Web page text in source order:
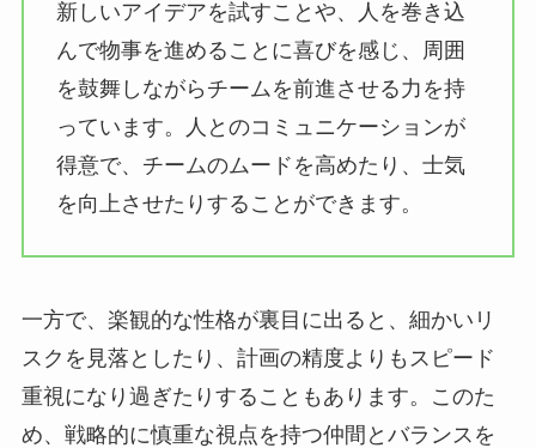
新しいアイデアを試すことや、人を巻き込
んで物事を進めることに喜びを感じ、周囲
を鼓舞しながらチームを前進させる力を持
っています。人とのコミュニケーションが
得意で、チームのムードを高めたり、士気
を向上させたりすることができます。
一方で、楽観的な性格が裏目に出ると、細かいリ
スクを見落としたり、計画の精度よりもスピード
重視になり過ぎたりすることもあります。このた
め、戦略的に慎重な視点を持つ仲間とバランスを